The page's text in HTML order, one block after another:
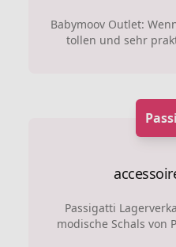
Babymoov Outlet:
tollen und sehr
Passigatti
modische Schals von